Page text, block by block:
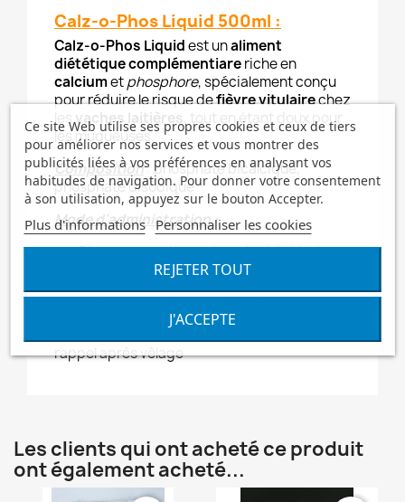
Ce site Web utilise ses propres cookies et ceux de tiers
pour améliorer nos services et vous montrer des
publicités liées à vos préférences en analysant vos
habitudes de navigation. Pour donner votre consentement
à son utilisation, appuyez sur le bouton Accepter.
Plus d'informations Personnaliser les cookies
REJETER TOUT
J'ACCEPTE
Calz-o-Phos Liquid 500ml :
Calz-o-Phos Liquidest unaliment
diététique complémentiareriche en
calciumetphosphore, spécialement conçu
pour réduire le risque defièvre vitulairechez
lesvaches laitières, tout en étant doux pour
les muqueuses.
Composition: phosphate bicalcique,
phosphate disodique
Mode d'administration :
- Directement dans la bouche à l'aide de la
- Mélanger avec le concentré alimentaire
rappel après vêlage
Les clients qui ont acheté ce produit
ont également acheté...